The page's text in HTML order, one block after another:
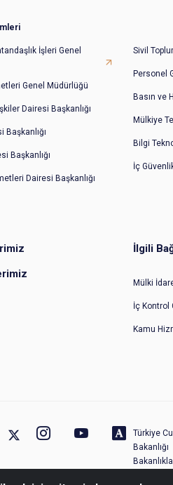
İşleri Genel
Genel Müdürlüğü
Dairesi Başkanlığı
Başkanlığı
Başkanlığı
Dairesi Başkanlığı
Sivil
Personel
Basın ve
Mülkiye
Bilgi
İç
İlgili
Mülki
İç Kontrol
Kamu
Türkiye
Bakanlığı